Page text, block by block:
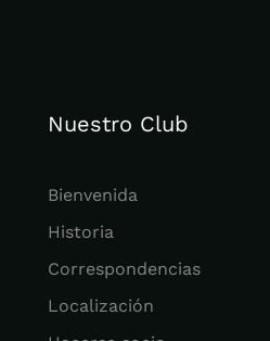
Nuestro Club
Bienvenida
Historia
Correspondencias
Localización